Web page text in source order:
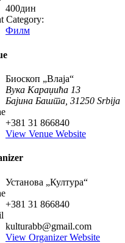
400дин
Category:
Филм
Биоскоп „Влаја“
Вука Караџића 13
Бајина Башта 31250 Srbija
+381 31 866840
View Venue Website
Установа „Култура“
+381 31 866840
kulturabb@gmail.com
View Organizer Website